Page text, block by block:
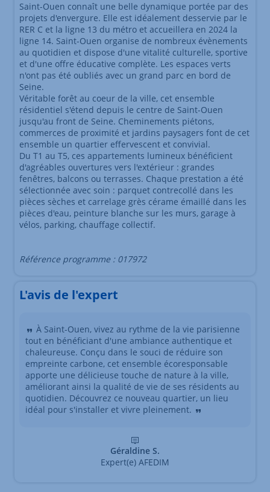
Saint-Ouen connaît une belle dynamique portée par des
projets d'envergure. Elle est idéalement desservie par le
RER C et la ligne 13 du métro et accueillera en 2024 la
ligne 14. Saint-Ouen organise de nombreux évènements
au quotidien et dispose d'une vitalité culturelle, sportive
et d'une offre éducative complète. Les espaces verts
n'ont pas été oubliés avec un grand parc en bord de
Seine.
Véritable forêt au coeur de la ville, cet ensemble
résidentiel s'étend depuis le centre de Saint-Ouen
jusqu'au front de Seine. Cheminements piétons,
commerces de proximité et jardins paysagers font de cet
ensemble un quartier effervescent et convivial.
Du T1 au T5, ces appartements lumineux bénéficient
d'agréables ouvertures vers l'extérieur : grandes
fenêtres, balcons ou terrasses. Chaque prestation a été
sélectionnée avec soin : parquet contrecollé dans les
pièces sèches et carrelage grès cérame émaillé dans les
pièces d'eau, peinture blanche sur les murs, garage à
vélos, parking, chauffage collectif.
Référence programme : 017972
L'avis de l'expert
À Saint-Ouen, vivez au rythme de la vie parisienne
tout en bénéficiant d'une ambiance authentique et
chaleureuse. Conçu dans le souci de réduire son
empreinte carbone, cet ensemble écoresponsable
apporte une délicieuse touche de nature à la ville,
améliorant ainsi la qualité de vie de ses résidents au
quotidien. Découvrez ce nouveau quartier, un lieu
idéal pour s'installer et vivre pleinement.
Géraldine S.
Expert(e) AFEDIM